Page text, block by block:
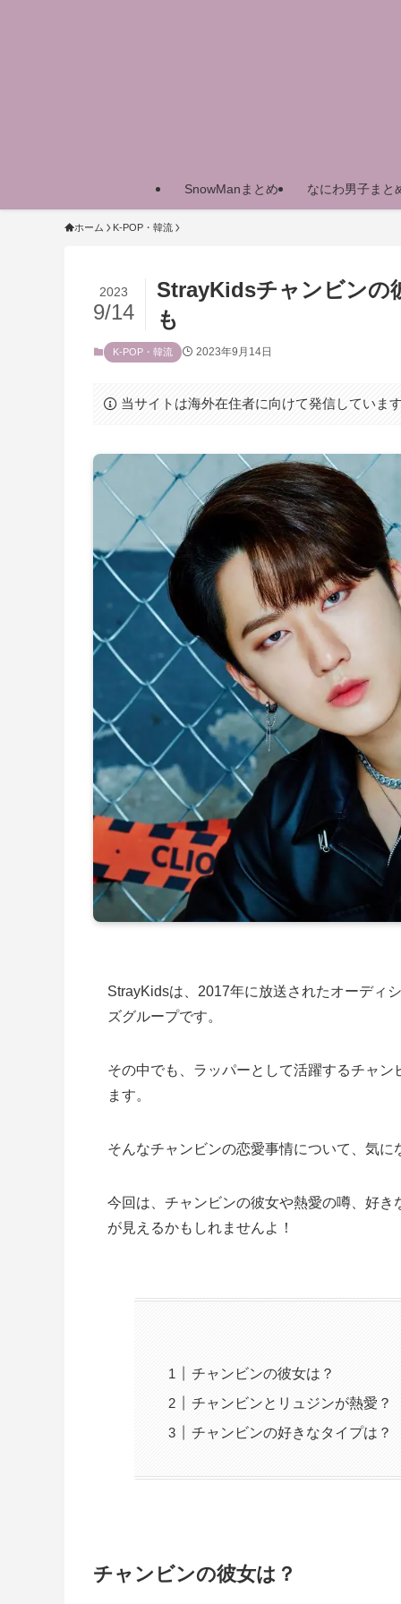
SnowManまとめ なにわ男子まと
ホーム K-POP・韓流
StrayKidsチャンビンの
も
2023
9/14
K-POP・韓流 2023年9月14日
当サイトは海外在住者に向けて発信していま
StrayKidsは、2017年に放送されたオーディ
ズグループです。
その中でも、ラッパーとして活躍するチャ
ます。
そんなチャンビンの恋愛事情について、気に
今回は、チャンビンの彼女や熱愛の噂、好
が見えるかもしれませんよ！
チャンビンの彼女は？
チャンビンとリュジンが熱愛？
チャンビンの好きなタイプは？
チャンビンの彼女は？